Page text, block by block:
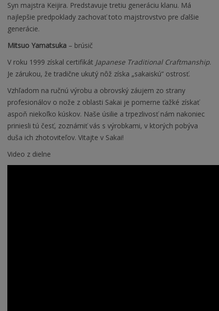
Syn majstra Keijira. Predstavuje tretiu generáciu klanu. Má
najlepšie predpoklady zachovať toto majstrovstvo pre ďalšie
generácie.
Mitsuo Yamatsuka – brúsič
V roku 1999 získal certifikát Japanese Traditional Craftmanship.
Je zárukou, že tradične ukutý nôž získa „sakaiskú“ ostrosť.
Vzhľadom na ručnú výrobu a obrovský záujem zo strany
profesionálov o nože z oblasti Sakai je pomerne ťažké získať
aspoň niekoľko kúskov. Naše úsilie a trpezlivosť nám nakoniec
priniesli tú česť, zoznámiť vás s výrobkami, v ktorých pobýva
duša ich zhotoviteľov. Vitajte v Sakai!
Video z dielne